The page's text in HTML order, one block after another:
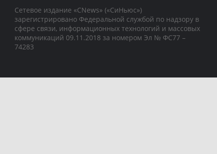
Сетевое издание «CNews» («СиНьюс»)
зарегистрировано Федеральной службой по надзору в
сфере связи, информационных технологий и массовых
коммуникаций 09.11.2018 за номером Эл № ФС77 –
74283